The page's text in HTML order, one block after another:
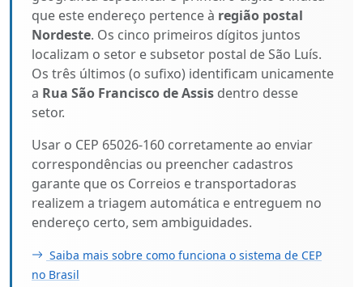
que este endereço pertence à região postal
Nordeste. Os cinco primeiros dígitos juntos
localizam o setor e subsetor postal de São Luís.
Os três últimos (o sufixo) identificam unicamente
a Rua São Francisco de Assis dentro desse
setor.
Usar o CEP 65026-160 corretamente ao enviar
correspondências ou preencher cadastros
garante que os Correios e transportadoras
realizem a triagem automática e entreguem no
endereço certo, sem ambiguidades.
Saiba mais sobre como funciona o sistema de CEP
no Brasil